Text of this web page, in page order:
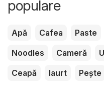
populare
Apă Cafea Paste
Noodles
Cameră
Ceapă
Iaurt Pește